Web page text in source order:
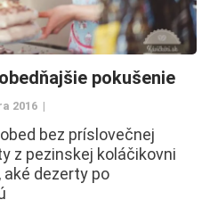
pokušenie
2016
bez príslovečnej
z pezinskej koláčikovni
dezerty po